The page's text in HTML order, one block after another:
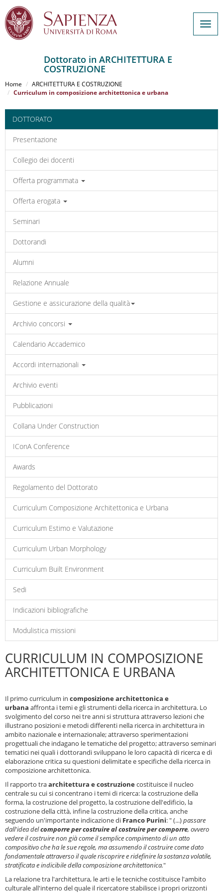
al
contenuto
Dottorato in ARCHITETTURA E
COSTRUZIONE
Home
ARCHITETTURA E COSTRUZIONE
Curriculum in composizione architettonica e urbana
DOTTORATO
Presentazione
Collegio dei docenti
Offerta programmata
Offerta erogata
Seminari
Dottorandi
Alumni
Relazione Annuale
Gestione e assicurazione della qualità
Archivio concorsi
Calendario Accademico
Accordi internazionali
Archivio eventi
Pubblicazioni
Collana Under Construction
IConA Conference
Awards
Regolamento del Dottorato
Curriculum Composizione Architettonica e Urbana
Curriculum Estimo e Valutazione
Curriculum Urban Morphology
Curriculum Built Environment
Sedi
Indicazioni bibliografiche
Modulistica missioni
CURRICULUM IN COMPOSIZIONE
ARCHITETTONICA E URBANA
Il primo curriculum in composizione architettonica e
urbana affronta i temi e gli strumenti della ricerca in architettura. Lo
svolgimento del corso nei tre anni si struttura attraverso lezioni che
illustrano posizioni e metodi differenti nella ricerca in architettura in
ambito nazionale e internazionale; attraverso sperimentazioni
progettuali che indagano le tematiche del progetto; attraverso seminari
tematici nei quali i dottorandi sviluppano le loro capacità di ricerca e di
elaborazione critica su questioni delimitate e specifiche della ricerca in
composizione architettonica.
Il rapporto traarchitettura e costruzionecostituisce il nucleo
centrale su cui si concentrano i temi di ricerca: la costruzione della
forma, la costruzione del progetto, la costruzione dell'edificio, la
costruzione della città, infine la costruzione della critica, anche
seguendo un'importante indicazione di Franco Purini: " (...)passare
dall'idea delcomporre per costruire al costruire per comporre, ovvero
vedere il costruire non già come il semplice compimento di un atto
compositivo che ha le sue regole, ma assumendo il costruire come dato
fondamentale attraverso il quale riscoprire e ridefinire la sostanza volatile,
stratificata e indicibile della composizione architettonica."
La relazione tra l'architettura, le arti e le tecniche costituisce l'ambito
culturale all'interno del quale il ricercatore stabilisce i propri orizzonti